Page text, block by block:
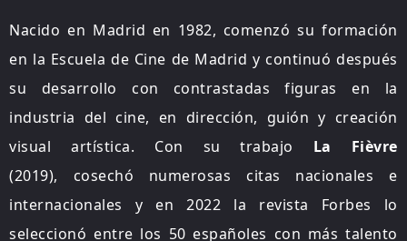
Nacido en Madrid en 1982, comenzó su formación
en la Escuela de Cine de Madrid y continuó después
su desarrollo con contrastadas figuras en la
industria del cine, en dirección, guión y creación
visual artística. Con su trabajo La Fièvre
(2019), cosechó numerosas citas nacionales e
internacionales y en 2022 la revista Forbes lo
seleccionó entre los 50 españoles con más talento